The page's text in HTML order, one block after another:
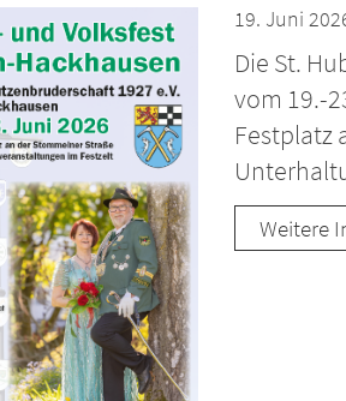
19. Juni
Die St.
vom 19.-
Festplatz
Weitere